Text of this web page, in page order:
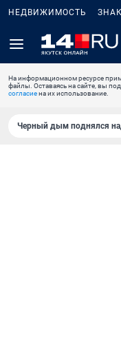
НЕДВИЖИМОСТЬ
На информационном ресурсе
файлы. Оставаясь на сайте, вы
согласиена их использование.
Черный дым поднялся